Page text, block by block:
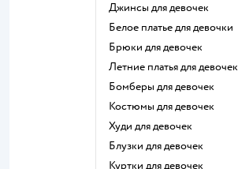
Джинсы для девочек
Белое платье для девочки
Брюки для девочек
Летние платья для девочек
Бомберы для девочек
Костюмы для девочек
Худи для девочек
Блузки для девочек
Куртки для девочек